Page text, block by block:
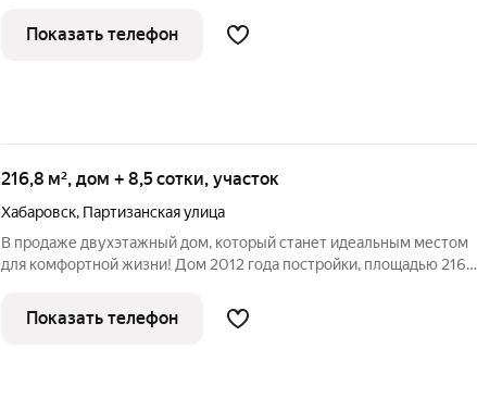
экологически чистом районе города со своим озером!!! Дом
расположен в Селе
Показать телефон
216,8 м², дом + 8,5 сотки, участок
Хабаровск, Партизанская улица
В продаже двухэтажный дом, который станет идеальным местом
для комфортной жизни! Дом 2012 года постройки, площадью 216,8
уютный и удобный, наполнен солнечным светом за счет большого
Показать телефон